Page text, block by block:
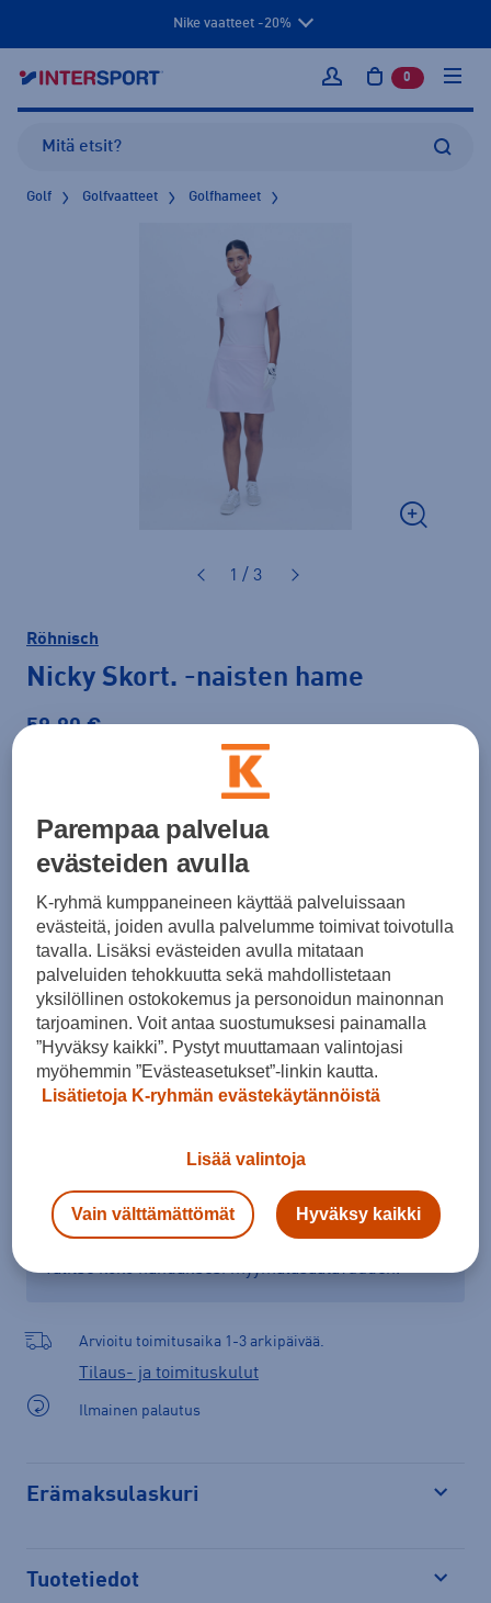
Nike vaatteet -20%
Kirjaudu sisään
0 tuotetta
Golf Golfvaatteet Golfhameet
1 / 3
Röhnisch
Nicky Skort. -naisten hame
59,90 €
XS S M L XL
Kokotaulukko
Lisää ostoskoriin
Tarkista saatavuus ja tilaa myymälästä
Verkkokauppa: SaatavillaMyymälät: Saatavilla
Valitse koko nähdäksesi myymäläsaatavuuden.
Arvioitu toimitusaika 1-3 arkipäivää.
Tilaus- ja toimituskulut
Ilmainen palautus
Erämaksulaskuri
Tuotetiedot
Parempaa palvelua
evästeiden avulla
K-ryhmä kumppaneineen käyttää palveluissaan
evästeitä, joiden avulla palvelumme toimivat toivotulla
tavalla. Lisäksi evästeiden avulla mitataan
palveluiden tehokkuutta sekä mahdollistetaan
yksilöllinen ostokokemus ja personoidun mainonnan
tarjoaminen. Voit antaa suostumuksesi painamalla
”Hyväksy kaikki”. Pystyt muuttamaan valintojasi
myöhemmin ”Evästeasetukset”-linkin kautta.
Lisätietoja K-ryhmän evästekäytännöistä
Lisää valintoja
Vain välttämättömät Hyväksy kaikki